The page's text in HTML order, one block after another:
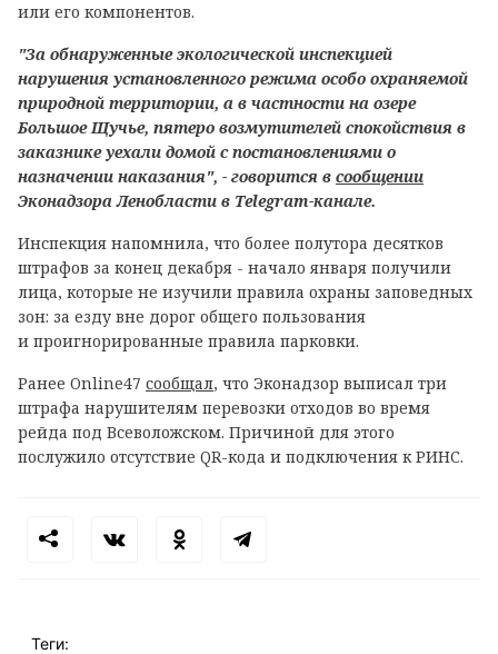
или его компонентов.
"За обнаруженные экологической инспекцией
нарушения установленного режима особо охраняемой
природной территории, а в частности на озере
Большое Щучье, пятеро возмутителей спокойствия в
заказнике уехали домой с постановлениями о
назначении наказания", - говорится в сообщении
Эконадзора Ленобласти в Telegram-канале.
Инспекция напомнила, что более полутора десятков
штрафов за конец декабря - начало января получили
лица, которые не изучили правила охраны заповедных
зон: за езду вне дорог общего пользования
и проигнорированные правила парковки.
Ранее Online47 сообщал, что Эконадзор выписал три
штрафа нарушителям перевозки отходов во время
рейда под Всеволожском. Причиной для этого
послужило отсутствие QR-кода и подключения к РИНС.
Теги: